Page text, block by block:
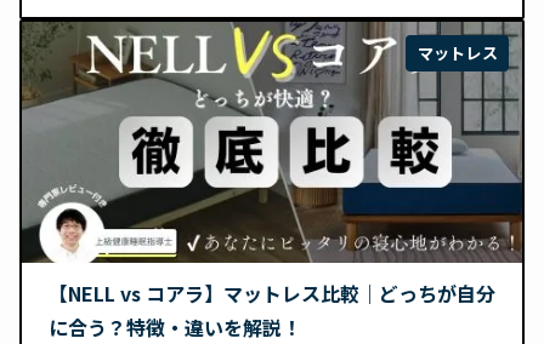
マットレス
【NELL vs コアラ】マットレス比較｜どっちが自分
に合う？特徴・違いを解説！